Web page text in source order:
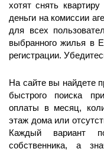
хотят снять
деньги на комиссии
для всех
выбранного жилья в
регистрации.
На сайте вы найдете
быстрого поиска
оплаты в месяц,
этаж дома или
Каждый вариант
собственника, а